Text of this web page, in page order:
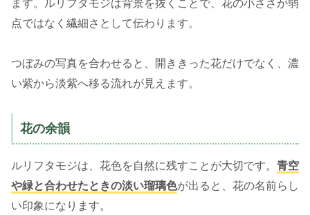
ます。ルリフタモジは背景を抜くことで、花の小ささが弱
点ではなく繊細さとして伝わります。
つぼみの写真を合わせると、開ききった花だけでなく、濃
い紫から淡紫へ移る流れが見えます。
花の余韻
ルリフタモジは、花色を自然に残すことが大切です。 青空
や緑と合わせたときの淡い瑠璃色が出ると、花の名前らし
い印象になります。